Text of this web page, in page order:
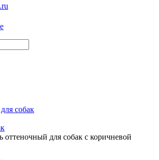
собак
для собак с коричневой